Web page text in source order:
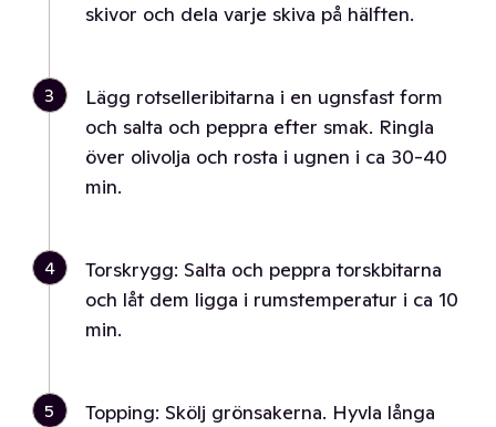
skivor och dela varje skiva på hälften.
3
Lägg rotselleribitarna i en ugnsfast form
och salta och peppra efter smak. Ringla
över olivolja och rosta i ugnen i ca 30-40
min.
4
Torskrygg: Salta och peppra torskbitarna
och låt dem ligga i rumstemperatur i ca 10
min.
5
Topping: Skölj grönsakerna. Hyvla långa